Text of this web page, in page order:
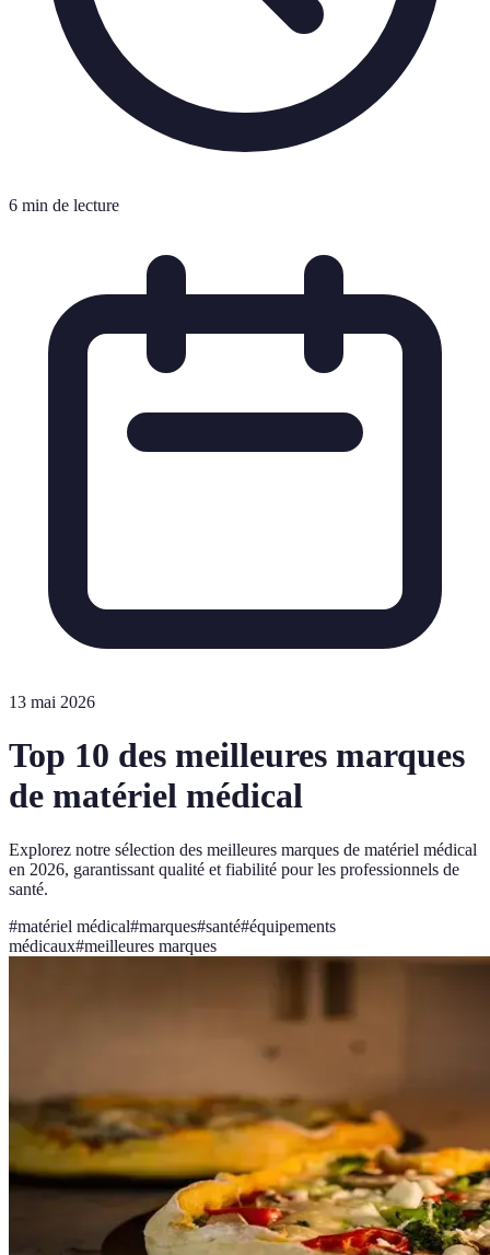
6 min de lecture
13 mai 2026
Top 10 des meilleures marques
de matériel médical
Explorez notre sélection des meilleures marques de matériel médical
en 2026, garantissant qualité et fiabilité pour les professionnels de
santé.
#matériel médical#marques#santé#équipements
médicaux#meilleures marques